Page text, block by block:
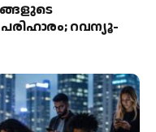
റവന്യൂ-